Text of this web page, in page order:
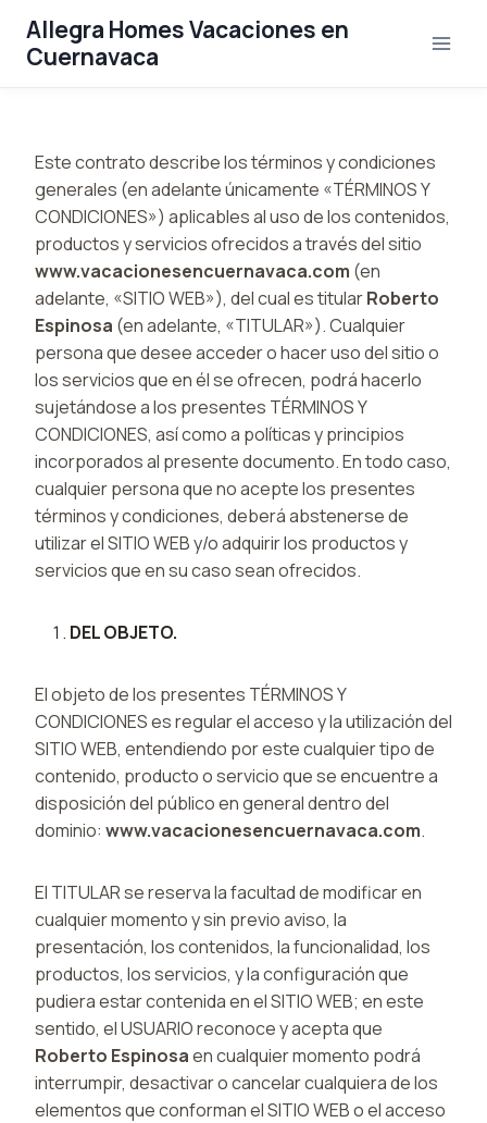
contenido
Allegra Homes Vacaciones en
Cuernavaca
Este contrato describe los términos y condiciones
generales (en adelante únicamente «TÉRMINOS Y
CONDICIONES») aplicables al uso de los contenidos,
productos y servicios ofrecidos a través del sitio
www.vacacionesencuernavaca.com (en
adelante, «SITIO WEB»), del cual es titularRoberto
Espinosa (en adelante, «TITULAR»). Cualquier
persona que desee acceder o hacer uso del sitio o
los servicios que en él se ofrecen, podrá hacerlo
sujetándose a los presentes TÉRMINOS Y
CONDICIONES, así como a políticas y principios
incorporados al presente documento. En todo caso,
cualquier persona que no acepte los presentes
términos y condiciones, deberá abstenerse de
utilizar el SITIO WEB y/o adquirir los productos y
servicios que en su caso sean ofrecidos.
DEL OBJETO.
El objeto de los presentes TÉRMINOS Y
CONDICIONES es regular el acceso y la utilización del
SITIO WEB, entendiendo por este cualquier tipo de
contenido, producto o servicio que se encuentre a
disposición del público en general dentro del
dominio: www.vacacionesencuernavaca.com.
El TITULAR se reserva la facultad de modificar en
cualquier momento y sin previo aviso, la
presentación, los contenidos, la funcionalidad, los
productos, los servicios, y la configuración que
pudiera estar contenida en el SITIO WEB; en este
sentido, el USUARIO reconoce y acepta que
Roberto Espinosaen cualquier momento podrá
interrumpir, desactivar o cancelar cualquiera de los
elementos que conforman el SITIO WEB o el acceso